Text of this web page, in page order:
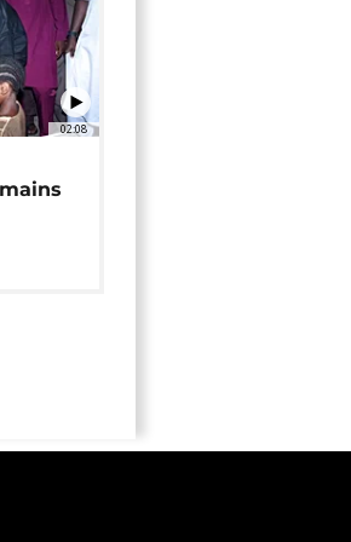
02:08